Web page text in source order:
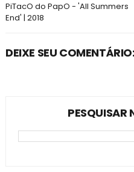
PiTacO do PapO - 'All Summers
End' | 2018
DEIXE SEU COMENTÁRIO:
PESQUISAR